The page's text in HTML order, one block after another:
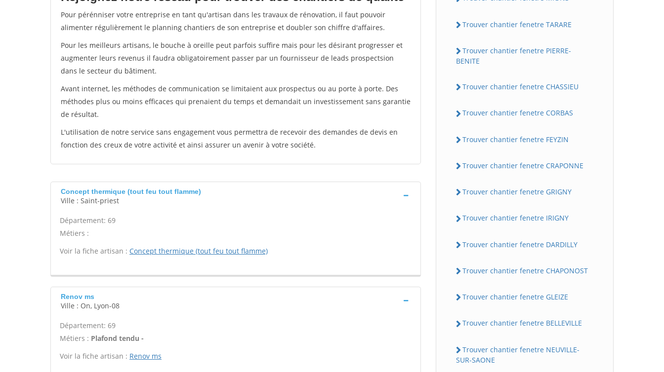
Pour pérénniser votre entreprise en tant qu'artisan dans les travaux de rénovation, il faut pouvoir
alimenter régulièrement le planning chantiers de son entreprise et doubler son chiffre d'affaires.
Pour les meilleurs artisans, le bouche à oreille peut parfois suffire mais pour les désirant progresser et
augmenter leurs revenus il faudra obligatoirement passer par un fournisseur de leads prospectsion
dans le secteur du bâtiment.
Avant internet, les méthodes de communication se limitaient aux prospectus ou au porte à porte. Des
méthodes plus ou moins efficaces qui prenaient du temps et demandait un investissement sans garantie
de résultat.
L'utilisation de notre service sans engagement vous permettra de recevoir des demandes de devis en
fonction des creux de votre activité et ainsi assurer un avenir à votre société.
Concept thermique (tout feu tout flamme)
Ville : Saint-priest
Département: 69
Métiers :
Voir la fiche artisan : Concept thermique (tout feu tout flamme)
Renov ms
Ville : On, Lyon-08
Département: 69
Métiers : Plafond tendu -
Voir la fiche artisan : Renov ms
Trouver chantier fenetre TARARE
Trouver chantier fenetre PIERRE-
BENITE
Trouver chantier fenetre CHASSIEU
Trouver chantier fenetre CORBAS
Trouver chantier fenetre FEYZIN
Trouver chantier fenetre CRAPONNE
Trouver chantier fenetre GRIGNY
Trouver chantier fenetre IRIGNY
Trouver chantier fenetre DARDILLY
Trouver chantier fenetre CHAPONOST
Trouver chantier fenetre GLEIZE
Trouver chantier fenetre BELLEVILLE
Trouver chantier fenetre NEUVILLE-
SUR-SAONE